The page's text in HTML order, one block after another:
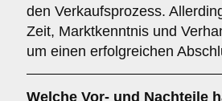
den Verkaufsprozess.
Zeit, Marktkenntnis und
um einen erfolgreichen
Welche Vor- und Nachteile